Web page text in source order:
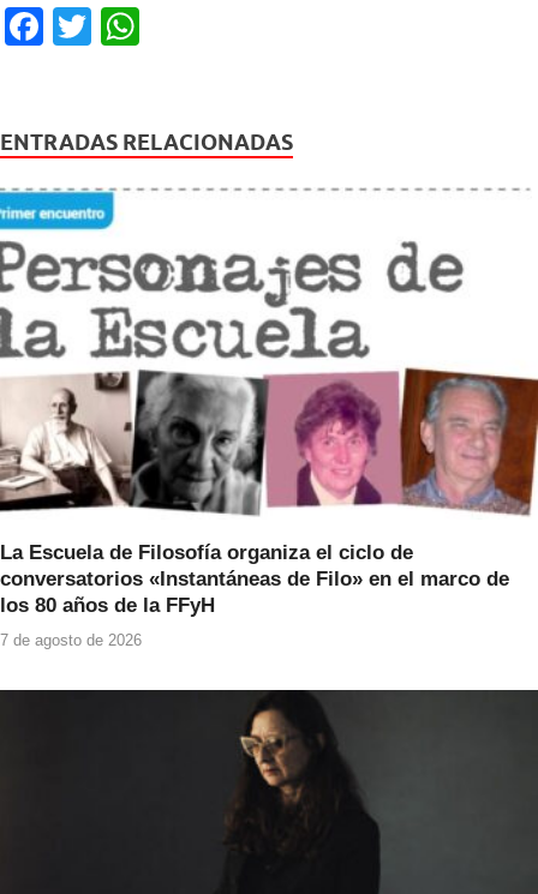
F
e
b
o
o
k
T
er s
A
p
ENTRADAS RELACIONADAS
La Escuela de Filosofía organiza el ciclo de
conversatorios «Instantáneas de Filo» en el marco de
los 80 años de la FFyH
7 de agosto de 2026